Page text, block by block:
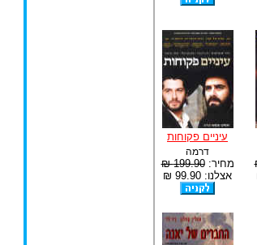
עיניים פקוחות
דרמה
מחיר:199.90 ₪
אצלנו: 99.90 ₪